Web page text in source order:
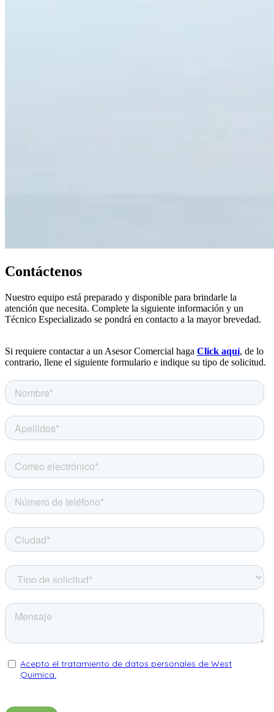
Contáctenos
Nuestro equipo está preparado y disponible para brindarle la
atención que necesita. Complete la siguiente información y un
Técnico Especializado se pondrá en contacto a la mayor brevedad.
Si requiere contactar a un Asesor Comercial haga Click aquí, de lo
contrario, llene el siguiente formulario e indique su tipo de solicitud.